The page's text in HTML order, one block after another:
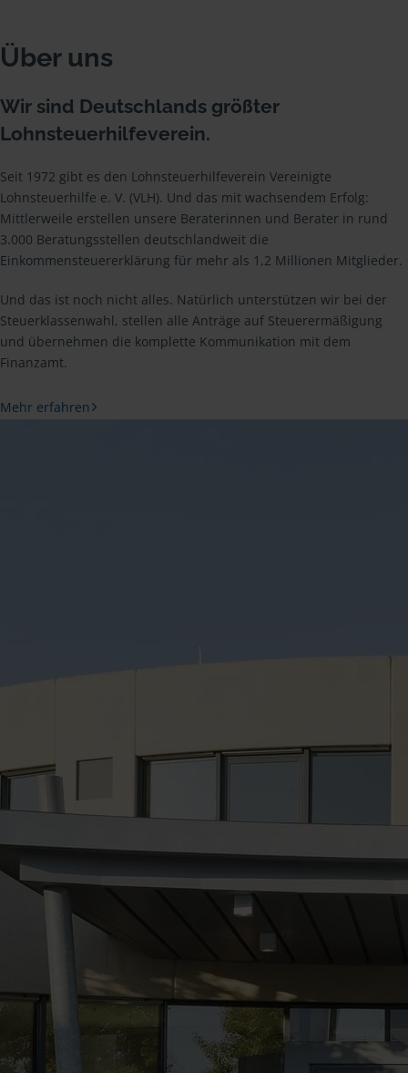
Über uns
Wir sind Deutschlands größter
Lohnsteuerhilfeverein.
Seit 1972 gibt es den Lohnsteuerhilfeverein Vereinigte
Lohnsteuerhilfe e. V. (VLH). Und das mit wachsendem Erfolg:
Mittlerweile erstellen unsere Beraterinnen und Berater in rund
3.000 Beratungsstellen deutschlandweit die
Einkommensteuererklärung für mehr als 1,2 Millionen Mitglieder.
Und das ist noch nicht alles. Natürlich unterstützen wir bei der
Steuerklassenwahl, stellen alle Anträge auf Steuerermäßigung
und übernehmen die komplette Kommunikation mit dem
Finanzamt.
Mehr erfahren